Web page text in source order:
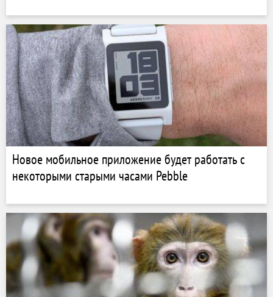
Новое мобильное приложение будет работать с
некоторыми старыми часами Pebble